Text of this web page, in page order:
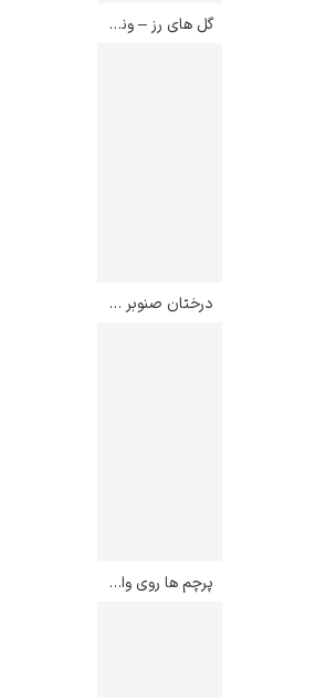
گل های رز – ونسان ون گوگ
درختان صنوبر در اپت – کلود مونه
پرچم ها روی والدورف – چایلد هسام